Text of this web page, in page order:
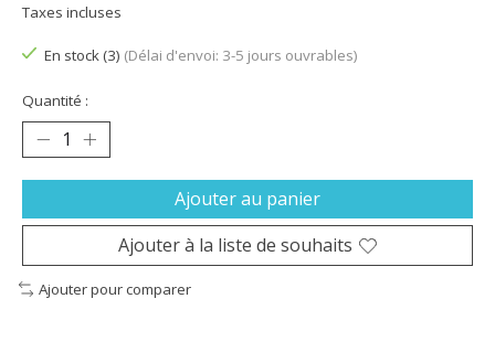
Taxes incluses
En stock (3) (Délai d'envoi: 3-5 jours ouvrables)
Quantité :
Ajouter au panier
Ajouter à la liste de souhaits
Ajouter pour comparer